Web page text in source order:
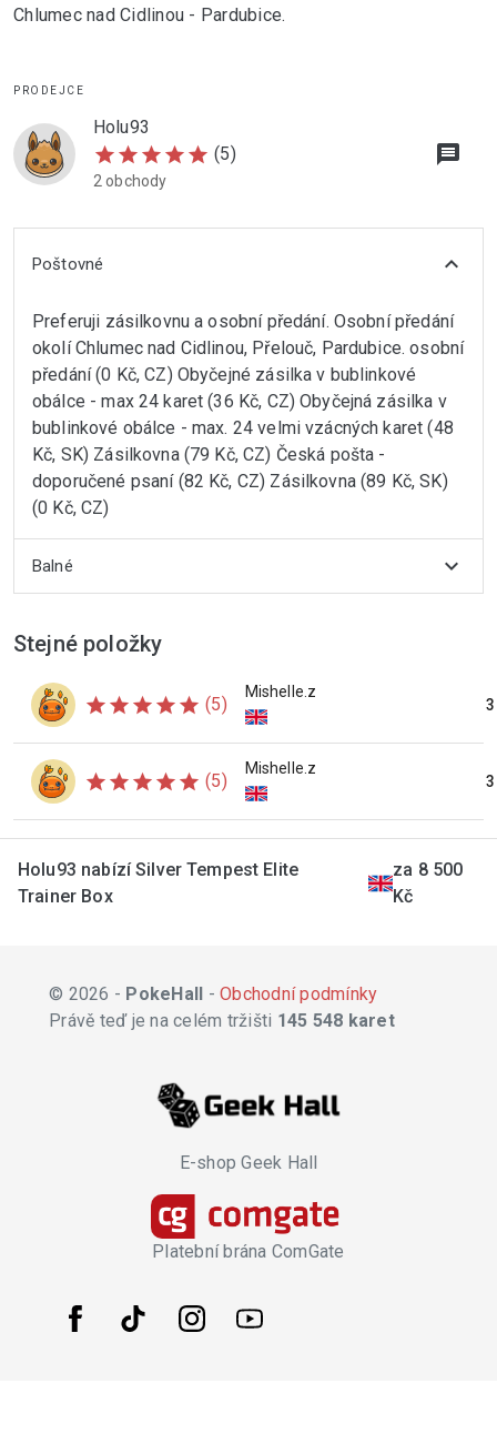
Chlumec nad Cidlinou - Pardubice.
PRODEJCE
Holu93
starstarstarstarstar (5)
2 obchody
message
Poštovné expand_more
Preferuji zásilkovnu a osobní předání. Osobní předání
okolí Chlumec nad Cidlinou, Přelouč, Pardubice. osobní
předání (0 Kč, CZ) Obyčejné zásilka v bublinkové
obálce - max 24 karet (36 Kč, CZ) Obyčejná zásilka v
bublinkové obálce - max. 24 velmi vzácných karet (48
Kč, SK) Zásilkovna (79 Kč, CZ) Česká pošta -
doporučené psaní (82 Kč, CZ) Zásilkovna (89 Kč, SK)
(0 Kč, CZ)
Balné expand_more
Stejné položky
starstarstarstarstar (5)
Mishelle.z
starstarstarstarstar (5)
Mishelle.z
Holu93 nabízí Silver Tempest Elite
Trainer Box
za 8 500
Kč
© 2026 - PokeHall - Obchodní podmínky
Právě teď je na celém tržišti 145 548 karet
E-shop Geek Hall
Platební brána ComGate